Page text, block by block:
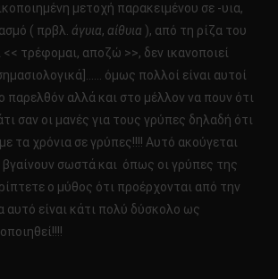
μετοχή παρακειμένου σε -υια,
( πρβλ. άγυια, αίθυια ), από τη ρίζα του
τρέφομαι, αποζώ >>, δεν ικανοποιεί
όμως πολλοί είναι αυτοί
παρελθόν αλλά και στο μέλλον να πουν ότι
σαν οι μανές για τους γρύπες δηλαδή ότι
τα χρόνια σε γρύπες!!!! Αυτό ακούγεται
βγαίνουν σωστά και όπως οι γρύπες της
ο μύθος ότι προέρχονται από την
αυτό είναι κάτι πολύ δύσκολο ως